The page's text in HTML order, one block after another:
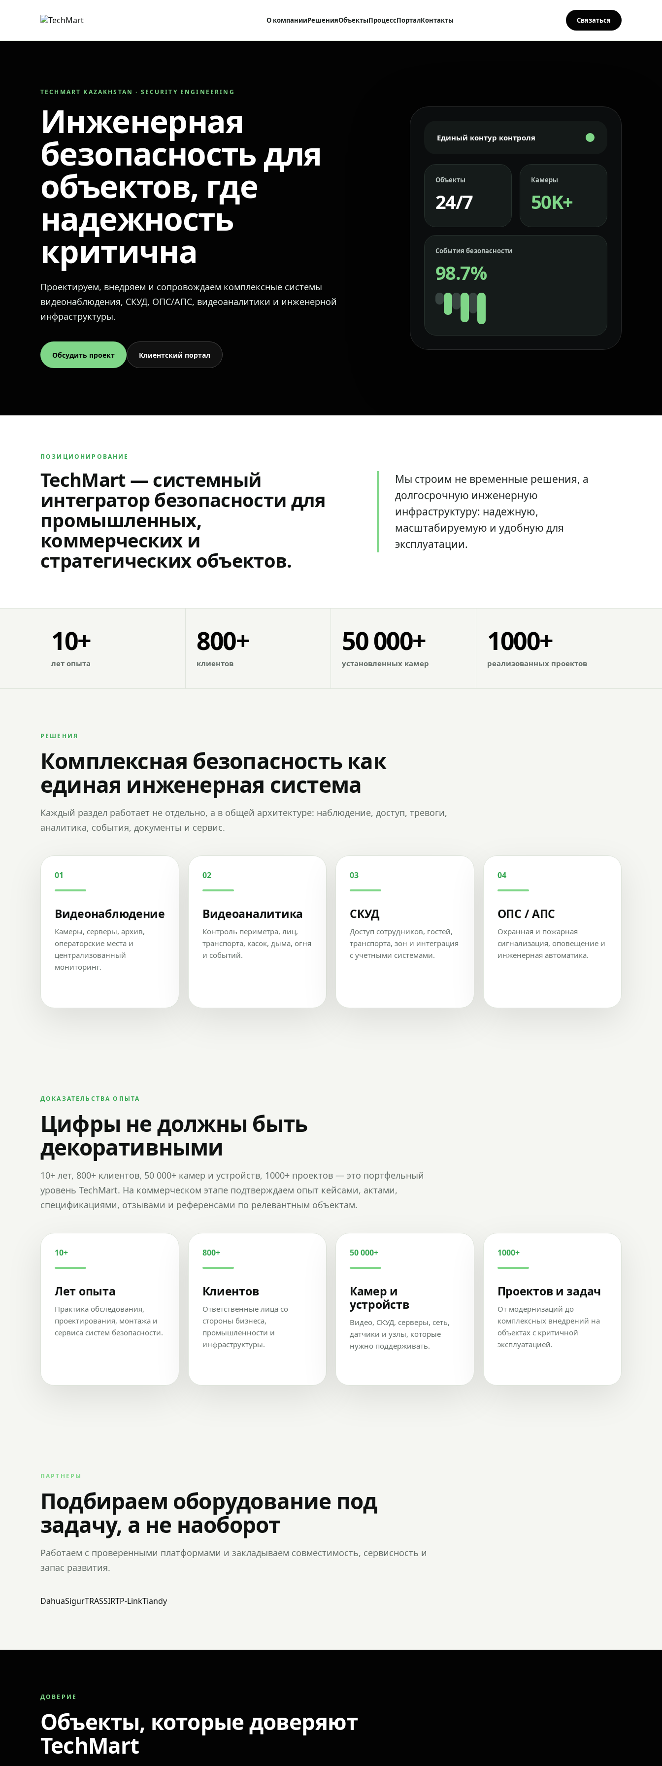
О компанииРешенияОбъектыПроцессПорталКонтакты Связаться
TECHMART KAZAKHSTAN · SECURITY ENGINEERING
Инженерная
безопасность для
объектов, где
надежность
критична
Проектируем, внедряем и сопровождаем комплексные системы
видеонаблюдения, СКУД, ОПС/АПС, видеоаналитики и инженерной
инфраструктуры.
Обсудить проект Клиентский портал
Единый контур контроля
Объекты
24/7
Камеры
50K+
События безопасности
98.7%
ПОЗИЦИОНИРОВАНИЕ
TechMart — системный
интегратор безопасности для
промышленных,
коммерческих и
стратегических объектов.
Мы строим не временные решения, а
долгосрочную инженерную
инфраструктуру: надежную,
масштабируемую и удобную для
эксплуатации.
10+
лет опыта
800+
клиентов
50 000+
установленных камер
1000+
реализованных проектов
РЕШЕНИЯ
Комплексная безопасность как
единая инженерная система
Каждый раздел работает не отдельно, а в общей архитектуре: наблюдение, доступ, тревоги,
аналитика, события, документы и сервис.
01
Видеонаблюдение
Камеры, серверы, архив,
операторские места и
централизованный
мониторинг.
02
Видеоаналитика
Контроль периметра, лиц,
транспорта, касок, дыма, огня
и событий.
03
СКУД
Доступ сотрудников, гостей,
транспорта, зон и интеграция
с учетными системами.
04
ОПС / АПС
Охранная и пожарная
сигнализация, оповещение и
инженерная автоматика.
ДОКАЗАТЕЛЬСТВА ОПЫТА
Цифры не должны быть
декоративными
10+ лет, 800+ клиентов, 50 000+ камер и устройств, 1000+ проектов — это портфельный
уровень TechMart. На коммерческом этапе подтверждаем опыт кейсами, актами,
спецификациями, отзывами и референсами по релевантным объектам.
10+
Лет опыта
Практика обследования,
проектирования, монтажа и
сервиса систем безопасности.
800+
Клиентов
Ответственные лица со
стороны бизнеса,
промышленности и
инфраструктуры.
50 000+
Камер и
устройств
Видео, СКУД, серверы, сеть,
датчики и узлы, которые
нужно поддерживать.
1000+
Проектов и задач
От модернизаций до
комплексных внедрений на
объектах с критичной
эксплуатацией.
ПАРТНЕРЫ
Подбираем оборудование под
задачу, а не наоборот
Работаем с проверенными платформами и закладываем совместимость, сервисность и
запас развития.
DahuaSigurTRASSIRTP-LinkTiandy
ДОВЕРИЕ
Объекты, которые доверяют
TechMart